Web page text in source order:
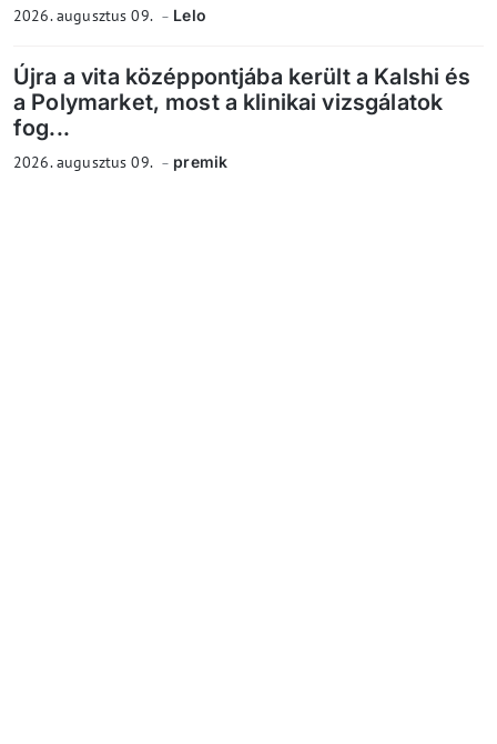
2026. augusztus 09. Lelo
Újra a vita középpontjába került a Kalshi és
a Polymarket, most a klinikai vizsgálatok
fog...
2026. augusztus 09. premik